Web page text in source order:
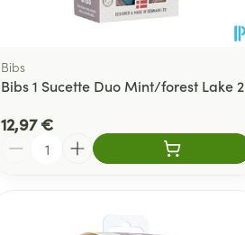
Bibs
Bibs 1 Sucette Duo Mint/forest Lake 2
12,97 €
Quantité